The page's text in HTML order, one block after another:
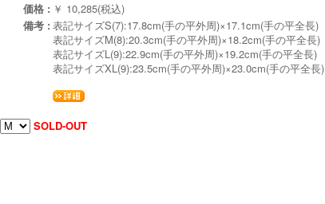
価格 : ￥ 10,285(税込)
備考 : 表記サイズS(7):17.8cm(手の平外周)×17.1cm(手の平全長)
表記サイズM(8):20.3cm(手の平外周)×18.2cm(手の平全長)
表記サイズL(9):22.9cm(手の平外周)×19.2cm(手の平全長)
表記サイズXL(9):23.5cm(手の平外周)×23.0cm(手の平全長)
SOLD-OUT